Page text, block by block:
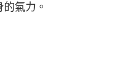
氣力。